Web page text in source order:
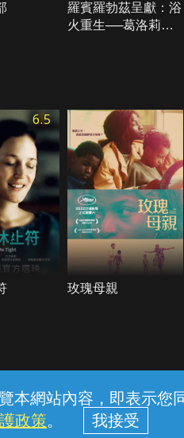
本網站內容，即表示您
政策。
羅賓羅勃茲呈獻：浴
火重生──葛洛莉雅
6.5
玫瑰母親
隱私權保護
：96979949) © 2026